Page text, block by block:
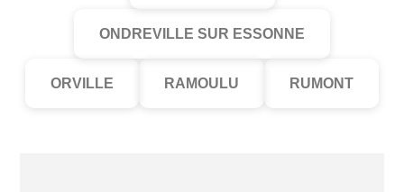
ONDREVILLE SUR ESSONNE
ORVILLE RAMOULU RUMONT